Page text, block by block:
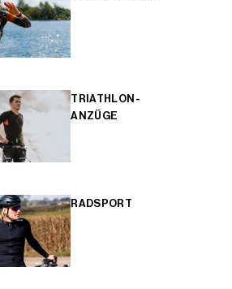
TRIATHLON-
ANZÜGE
RADSPORT